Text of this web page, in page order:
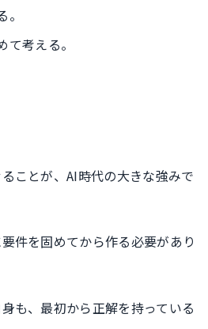
考える。
ことが、AI時代の大きな強みで
件を固めてから作る必要があり
も、最初から正解を持っている